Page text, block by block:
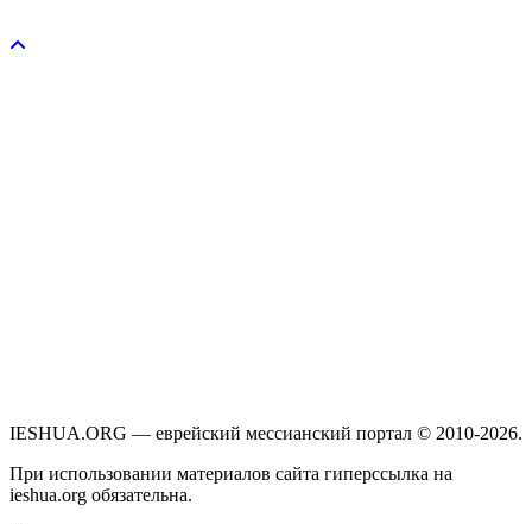
IESHUA.ORG — еврейский мессианский портал © 2010-2026.
При использовании материалов сайта гиперссылка на
ieshua.org обязательна.